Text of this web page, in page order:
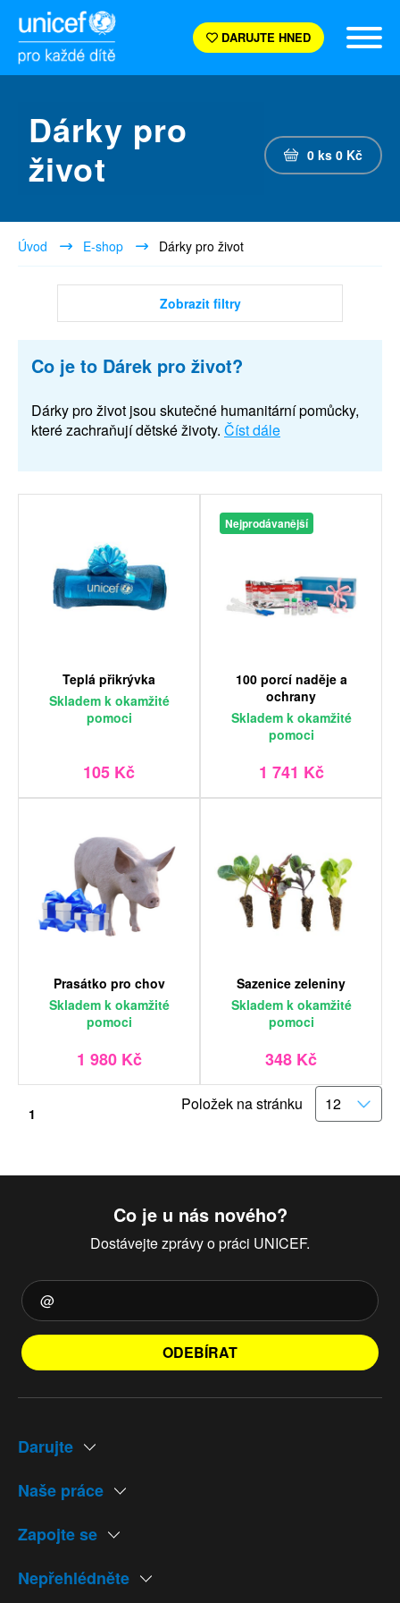
DARUJTE HNED
Dárky pro
život
0 ks 0 Kč
Úvod E-shop Dárky pro život
Zobrazit filtry
Co je to Dárek pro život?
Dárky pro život jsou skutečné humanitární pomůcky,
které zachraňují dětské životy. Číst dále
Teplá přikrývka
Skladem k okamžité
pomoci
105 Kč
Nejprodávanější
100 porcí naděje a
ochrany
Skladem k okamžité
pomoci
1 741 Kč
Prasátko pro chov
Skladem k okamžité
pomoci
1 980 Kč
Sazenice zeleniny
Skladem k okamžité
pomoci
348 Kč
1 Položek na stránku
Co je u nás nového?
Dostávejte zprávy o práci UNICEF.
ODEBÍRAT
Darujte
Naše práce
Zapojte se
Nepřehlédněte